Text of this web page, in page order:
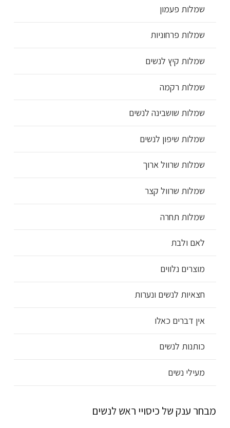
שמלות פעמון
שמלות פרחוניות
שמלות קיץ לנשים
שמלות רקמה
שמלות שושבינה לנשים
שמלות שיפון לנשים
שמלות שרוול ארוך
שמלות שרוול קצר
שמלות תחרה
לאם ולבת
מוצרים נלווים
חצאיות לנשים ונערות
אין דברים כאלו
כותנות לנשים
מעילי נשים
מבחר ענק של כיסויי ראש לנשים